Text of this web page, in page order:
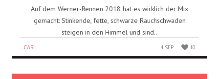
Auf dem Werner-Rennen 2018 hat es wirklich der Mix
gemacht: Stinkende, fette, schwarze Rauchschwaden
steigen in den Himmel und sind..
CAR 4 SEP. 10